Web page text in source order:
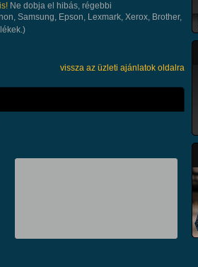
Ne dobja el hibás, régebbi
Samsung, Epson, Lexmark, Xerox, Brother,
vissza az üzleti ajánlatok oldalra